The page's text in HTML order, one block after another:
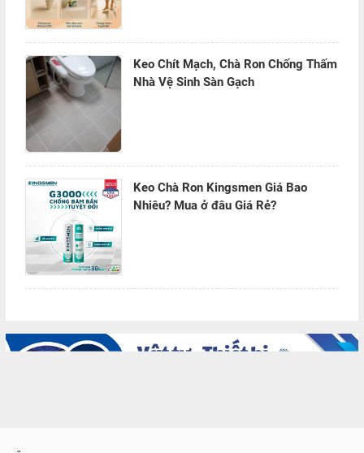
Keo Chít Mạch, Chà Ron Chống Thấm
Nhà Vệ Sinh Sàn Gạch
Keo Chà Ron Kingsmen Giá Bao
Nhiêu? Mua ở đâu Giá Rẻ?